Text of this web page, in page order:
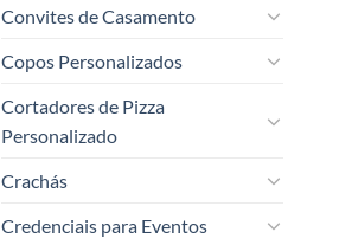
Convites de Casamento
Copos Personalizados
Cortadores de Pizza
Personalizado
Crachás
Credenciais para Eventos